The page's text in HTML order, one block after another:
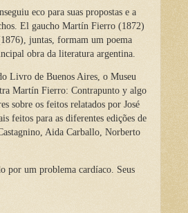
eco para suas propostas e a
El gaucho Martín Fierro (1872)
juntas, formam um poema
obra da literatura argentina.
Livro de Buenos Aires, o Museu
Martín Fierro: Contrapunto y algo
sobre os feitos relatados por José
feitos para as diferentes edições de
Aida Carballo, Norberto
por um problema cardíaco. Seus